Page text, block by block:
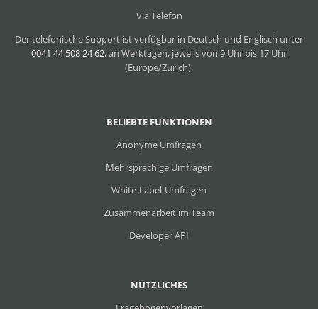
NÜTZLICHES
BELIEBTE FUNKTIONEN
Anonyme Umfragen
Mehrsprachige Umfragen
White-Label-Umfragen
Zusammenarbeit im Team
Developer API
Via Telefon
Der telefonische Support ist verfügbar in Deutsch und Englisch unter
0041 44 508 24 62, an Werktagen, jeweils von 9 Uhr bis 17 Uhr
(Europe/Zurich).